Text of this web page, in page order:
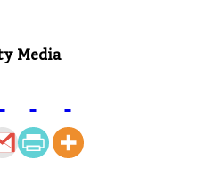
Media